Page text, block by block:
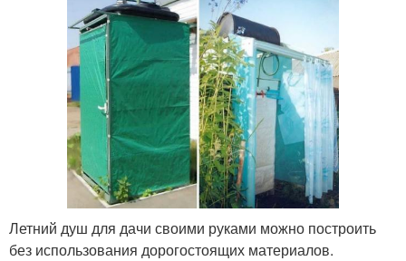
Летний душ для дачи своими руками можно построить
без использования дорогостоящих материалов.